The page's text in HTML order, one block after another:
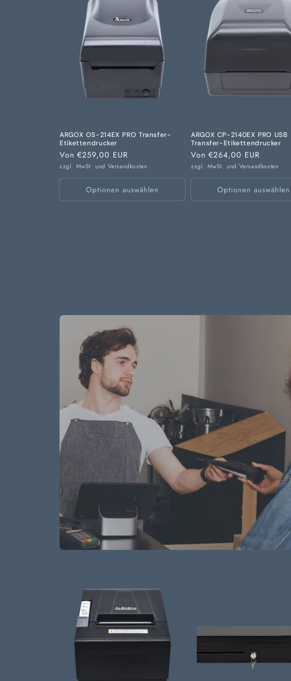
ARGOX OS-214EX PRO Transfer-
Etikettendrucker
Normaler
Preis
Von €259,00 EUR
zzgl. MwSt. und Versandkosten
Optionen auswählen
ARGOX CP-2140EX PRO USB
Transfer-Etikettendrucker
Normaler
Preis
Von €264,00 EUR
zzgl. MwSt. und Versandkosten
Optionen auswählen